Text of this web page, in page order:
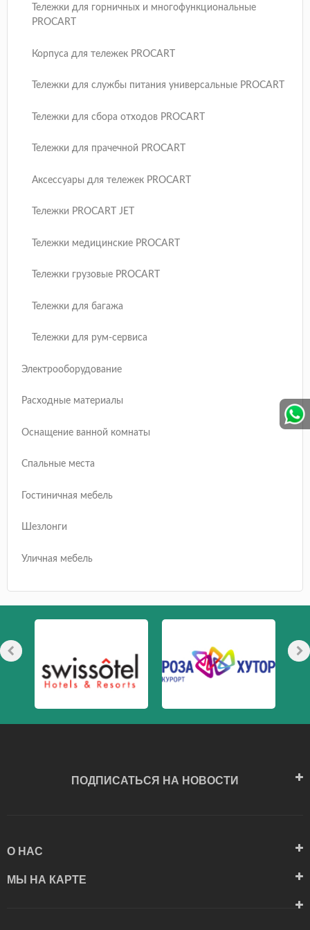
Тележки для горничных и многофункциональные
PROCART
Корпуса для тележек PROCART
Тележки для службы питания универсальные PROCART
Тележки для сбора отходов PROCART
Тележки для прачечной PROCART
Аксессуары для тележек PROCART
Тележки PROCART JET
Тележки медицинские PROCART
Тележки грузовые PROCART
Тележки для багажа
Тележки для рум-сервиса
Электрооборудование
Расходные материалы
Оснащение ванной комнаты
Спальные места
Гостиничная мебель
Шезлонги
Уличная мебель
ПОДПИСАТЬСЯ НА НОВОСТИ
О НАС
МЫ НА КАРТЕ